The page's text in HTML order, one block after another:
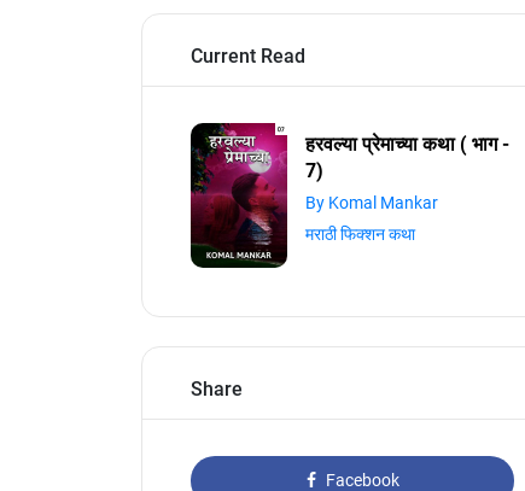
Current Read
हरवल्या प्रेमाच्या कथा ( भाग -
7)
By Komal Mankar
मराठी फिक्शन कथा
Share
Facebook